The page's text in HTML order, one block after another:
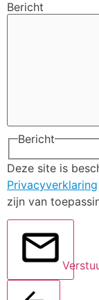
Bericht
Bericht
Deze site is
Privacyverklaring
zijn van